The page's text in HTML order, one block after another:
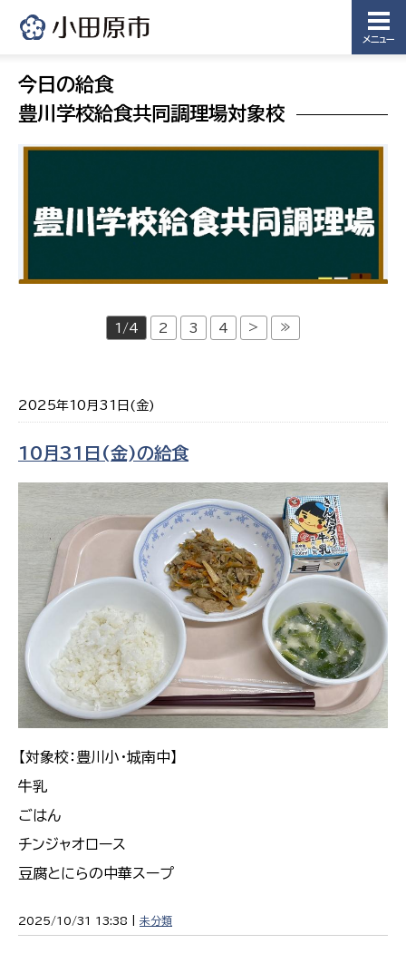
メニュー
今日の給食
豊川学校給食共同調理場対象校
1/4 2 3 4 > ≫
2025年10月31日(金)
10月31日(金)の給食
【対象校：豊川小・城南中】
牛乳
ごはん
チンジャオロース
豆腐とにらの中華スープ
2025/10/31 13:38 | 未分類